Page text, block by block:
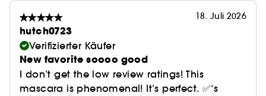
18. Juli 2026
hutch0723
Verifizierter Käufer
New favorite soooo good
I don’t get the low review ratings! This
mascara is phenomenal! It’s perfect. ✅‘s